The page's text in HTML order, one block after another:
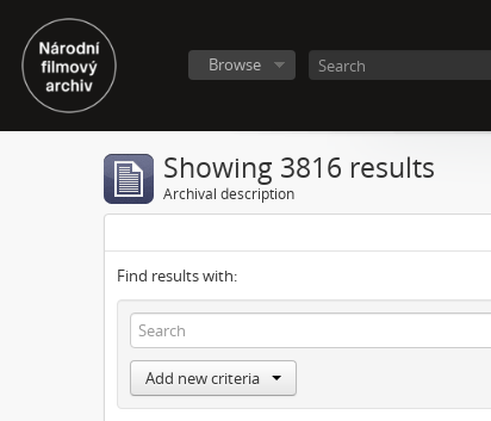
Browse
Showing 3816 results
Archival description
Find results with:
Add new criteria